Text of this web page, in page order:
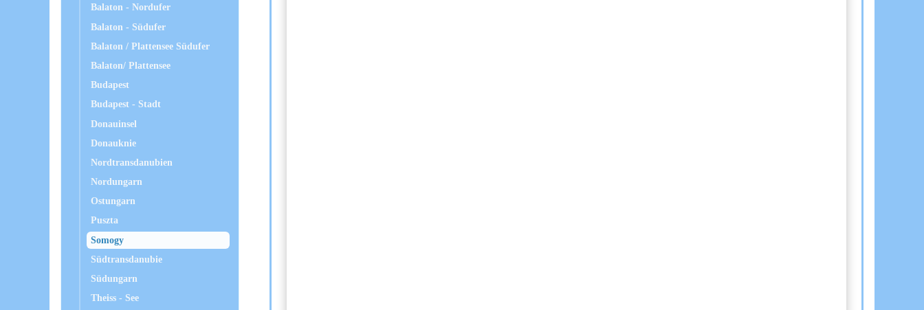
Balaton - Nordufer
Balaton - Südufer
Balaton / Plattensee Südufer
Balaton/ Plattensee
Budapest
Budapest - Stadt
Donauinsel
Donauknie
Nordtransdanubien
Nordungarn
Ostungarn
Puszta
Somogy
Südtransdanubie
Südungarn
Theiss - See